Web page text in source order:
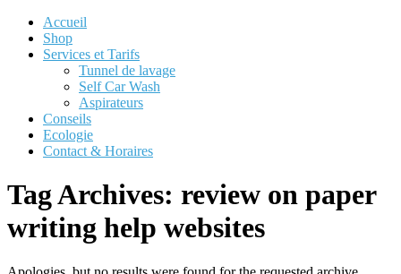
Accueil
Shop
Services et Tarifs
Tunnel de lavage
Self Car Wash
Aspirateurs
Conseils
Ecologie
Contact & Horaires
Tag Archives: review on paper
writing help websites